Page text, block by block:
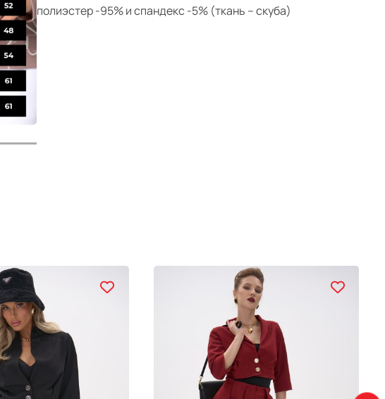
полиэстер -95% и спандекс -5% (ткань – скуба)